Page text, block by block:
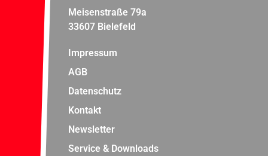
Meisenstraße 79a
33607 Bielefeld
Impressum
AGB
Datenschutz
Kontakt
Newsletter
Service & Downloads